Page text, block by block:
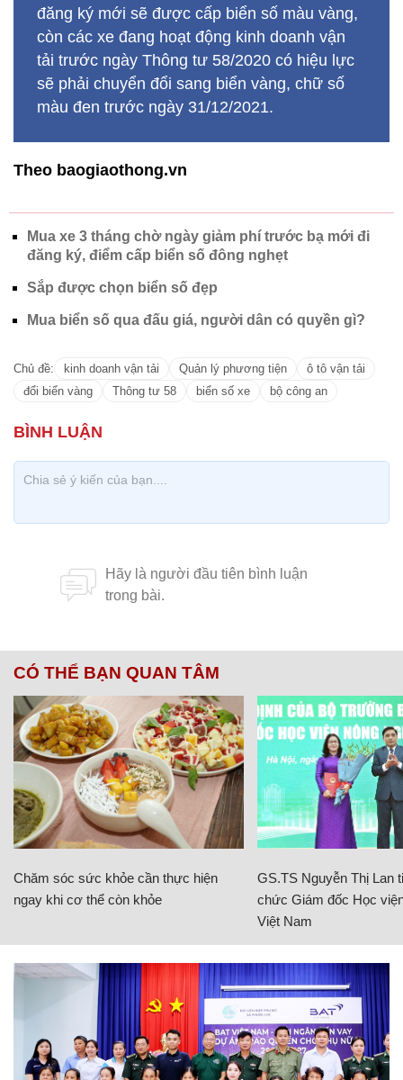
đăng ký mới sẽ được cấp biển số màu vàng,
còn các xe đang hoạt động kinh doanh vận
tải trước ngày Thông tư 58/2020 có hiệu lực
sẽ phải chuyển đổi sang biển vàng, chữ số
màu đen trước ngày 31/12/2021.
Theo baogiaothong.vn
Mua xe 3 tháng chờ ngày giảm phí trước bạ mới đi
đăng ký, điểm cấp biển số đông nghẹt
Sắp được chọn biển số đẹp
Mua biển số qua đấu giá, người dân có quyền gì?
Chủ đề: kinh doanh vận tải Quản lý phương tiện
ô tô vận tải
đổi biển vàng
Thông tư 58 biển số xe bộ công an
CÓ THỂ BẠN QUAN TÂM
Chăm sóc sức khỏe cần thực hiện
ngay khi cơ thể còn khỏe
GS.TS Nguyễn Thị Lan
chức Giám đốc Học
Việt Nam